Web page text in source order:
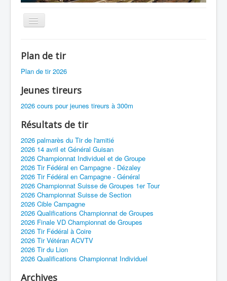
Basculer
la
Plan de tir
Plan de tir 2026
Jeunes tireurs
2026 cours pour jeunes tireurs à 300m
Résultats de tir
2026 palmarès du Tir de l'amitié
2026 14 avril et Général Guisan
2026 Championnat Individuel et de Groupe
2026 Tir Fédéral en Campagne - Dézaley
2026 Tir Fédéral en Campagne - Général
2026 Championnat Suisse de Groupes 1er Tour
2026 Championnat Suisse de Section
2026 Cible Campagne
2026 Qualifications Championnat de Groupes
2026 Finale VD Championnat de Groupes
2026 Tir Fédéral à Coire
2026 Tir Vétéran ACVTV
2026 Tir du Lion
2026 Qualifications Championnat Individuel
Archives